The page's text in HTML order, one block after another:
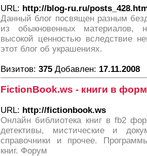
URL: http://blog-ru.ru/
Данный блог посвящен разным
из обыкновенных материалов,
высокой ценностью вследствие
этот блог об украшениях.
Визитов: 375 Добавлен: 17.11.2008
FictionBook.ws - книги в
URL: http://fictionbook.ws
Онлайн библиотека книг в fb2
детективы, мистические и
справочники и прочее.
книг. Форум